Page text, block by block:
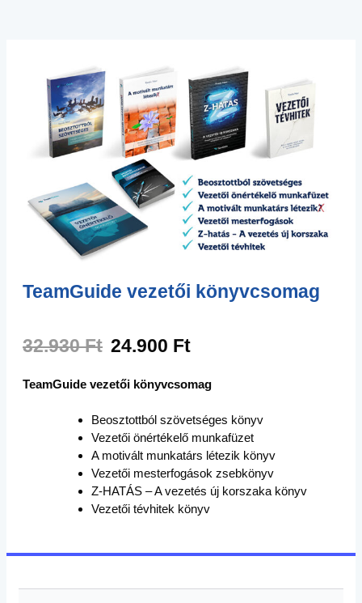
TeamGuide vezetői könyvcsomag
32.930 Ft 24.900 Ft
TeamGuide vezetői könyvcsomag
Beosztottból szövetséges könyv
Vezetői önértékelő munkafüzet
A motivált munkatárs létezik könyv
Vezetői mesterfogások zsebkönyv
Z-HATÁS – A vezetés új korszaka könyv
Vezetői tévhitek könyv